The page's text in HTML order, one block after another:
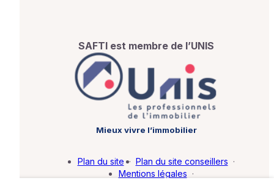
SAFTI est membre de l’UNIS
Mieux vivre l’immobilier
Plan du site · Plan du site conseillers ·
Mentions légales ·